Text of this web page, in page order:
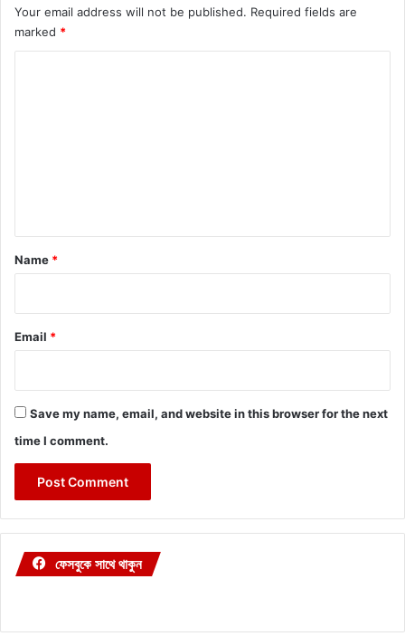
Your email address will not be published. Required fields are
marked *
*
Name *
Email *
Save my name, email, and website in this browser for the next
time I comment.
ফেসবুকে সাথে থাকুন